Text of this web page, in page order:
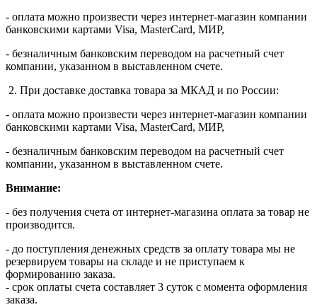
- оплата можно произвести через интернет-магазин компании
банковскими картами Visa, MasterСard, МИР,
- безналичным банковским переводом на расчетный счет
компании, указанном в выставленном счете.
2. При доставке доставка товара за МКАД и по России:
- оплата можно произвести через интернет-магазин компании
банковскими картами Visa, MasterСard, МИР,
- безналичным банковским переводом на расчетный счет
компании, указанном в выставленном счете.
Внимание:
- без получения счета от интернет-магазина оплата за товар не
производится.
- до поступления денежных средств за оплату товара мы не
резервируем товары на складе и не приступаем к
формированию заказа.
- срок оплаты счета составляет 3 суток с момента оформления
заказа.